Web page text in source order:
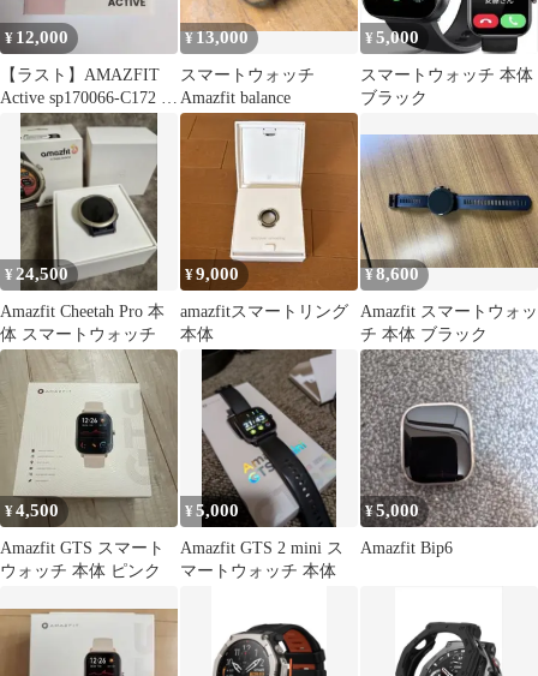
¥ 12,000
【ラスト】AMAZFIT
Active sp170066-C172 新
品未使用品
¥13,000
スマートウォッチ
Amazfit balance
¥ 5,000
スマートウォッチ 本体
ブラック
¥ 24,500
Amazfit Cheetah Pro 本
体 スマートウォッチ
¥9,000
amazfitスマートリング
本体
¥8,600
Amazfit スマートウォッ
チ 本体 ブラック
¥4,500
Amazfit GTS スマート
ウォッチ 本体 ピンク
¥5,000
Amazfit GTS 2 mini ス
マートウォッチ 本体
¥5,000
Amazfit Bip6